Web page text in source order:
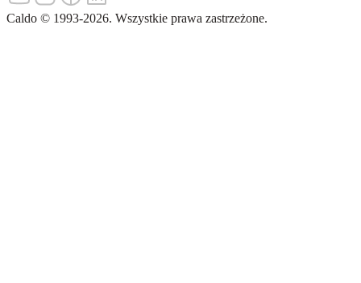
Caldo © 1993-2026. Wszystkie prawa zastrzeżone.